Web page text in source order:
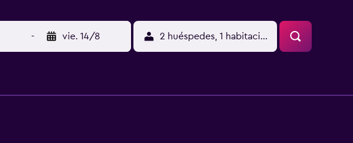
- vie. 14/8 2 huéspedes, 1 habitación